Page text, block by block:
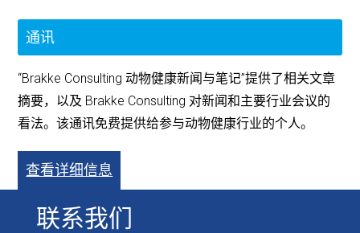
通讯
“Brakke Consulting 动物健康新闻与笔记”提供了相关文章
摘要，以及 Brakke Consulting 对新闻和主要行业会议的
看法。该通讯免费提供给参与动物健康行业的个人。
查看详细信息
联系我们